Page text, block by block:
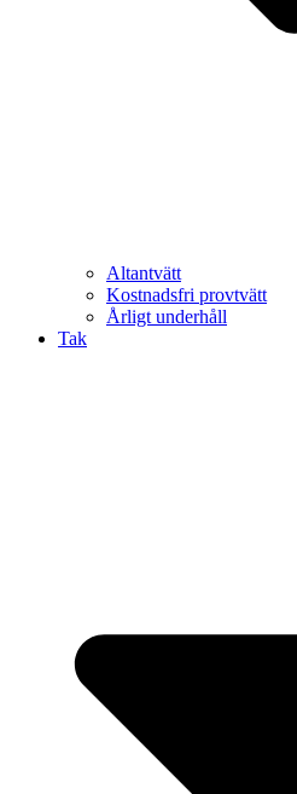
Altantvätt
Kostnadsfri provtvätt
Årligt underhåll
Tak